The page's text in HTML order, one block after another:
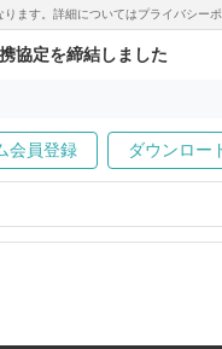
ます。詳細についてはプライバシー
協定を締結しました
会員登録 ダウンロー